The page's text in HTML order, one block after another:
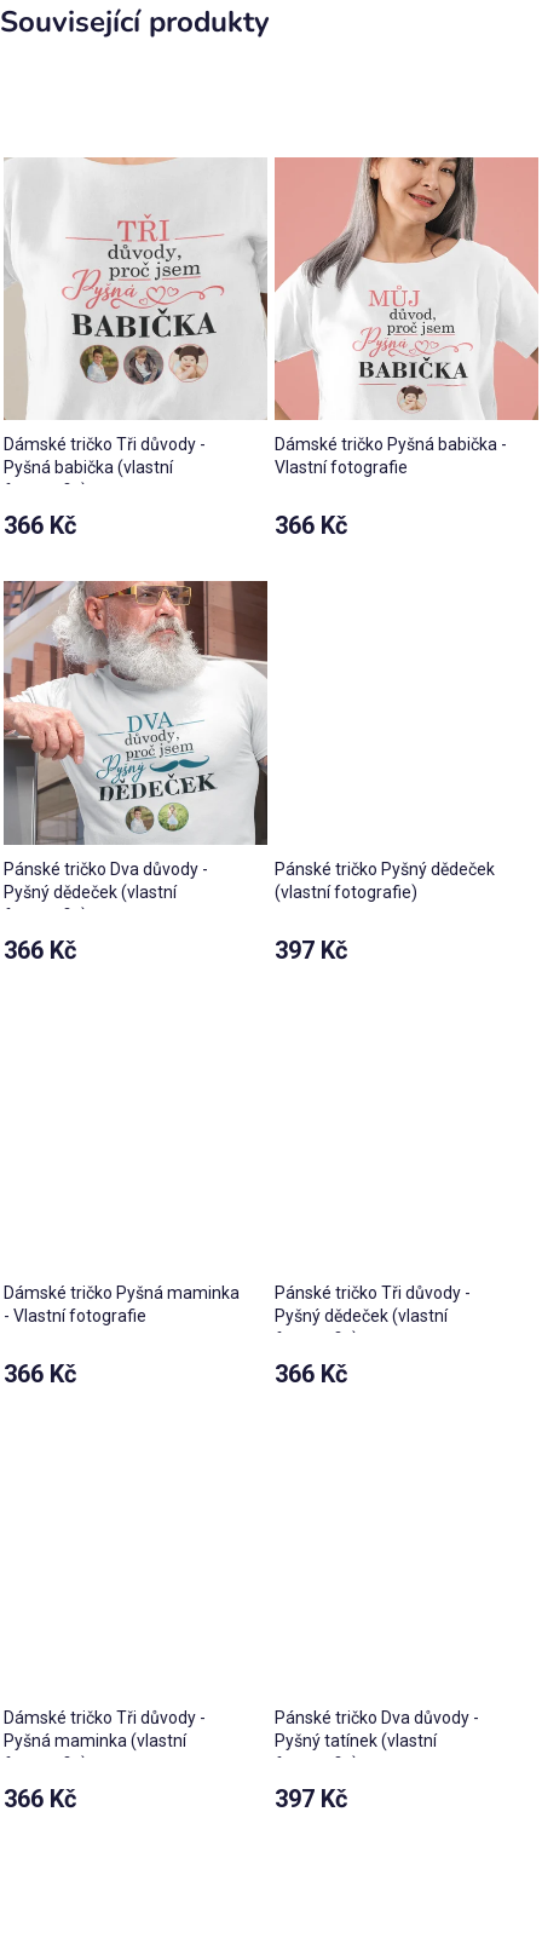
Související produkty
Dámské tričko Tři důvody -
Pyšná babička (vlastní
fotografie)
366 Kč
Dámské tričko Pyšná babička -
Vlastní fotografie
366 Kč
Pánské tričko Dva důvody -
Pyšný dědeček (vlastní
fotografie)
366 Kč
Pánské tričko Pyšný dědeček
(vlastní fotografie)
397 Kč
Dámské tričko Pyšná maminka
- Vlastní fotografie
366 Kč
Pánské tričko Tři důvody -
Pyšný dědeček (vlastní
fotografie)
366 Kč
Dámské tričko Tři důvody -
Pyšná maminka (vlastní
fotografie)
366 Kč
Pánské tričko Dva důvody -
Pyšný tatínek (vlastní
fotografie)
397 Kč